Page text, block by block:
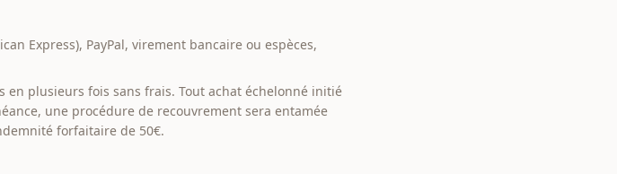
Express), PayPal, virement bancaire ou espèces,
plusieurs fois sans frais. Tout achat échelonné initié
une procédure de recouvrement sera entamée
forfaitaire de 50€.